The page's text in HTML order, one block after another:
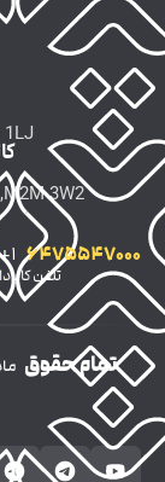
1 6475547000
+
تلفن کانادا
1LJ
3W2
تمام حقوق